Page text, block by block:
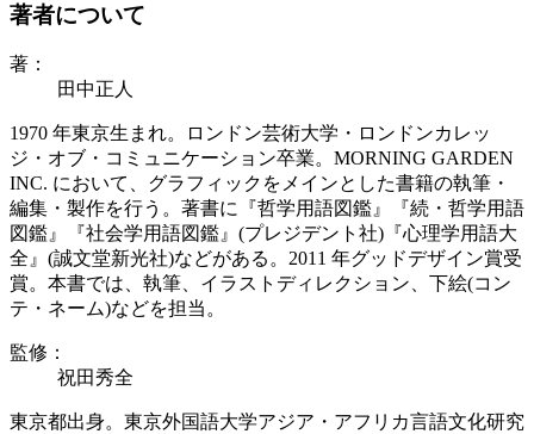
著者について
著：
田中正人
1970 年東京生まれ。ロンドン芸術大学・ロンドンカレッ
ジ・オブ・コミュニケーション卒業。MORNING GARDEN
INC. において、グラフィックをメインとした書籍の執筆・
編集・製作を行う。著書に『哲学用語図鑑』『続・哲学用語
図鑑』『社会学用語図鑑』(プレジデント社)『心理学用語大
全』(誠文堂新光社)などがある。2011 年グッドデザイン賞受
賞。本書では、執筆、イラストディレクション、下絵(コン
テ・ネーム)などを担当。
監修：
祝田秀全
東京都出身。東京外国語大学アジア・アフリカ言語文化研究